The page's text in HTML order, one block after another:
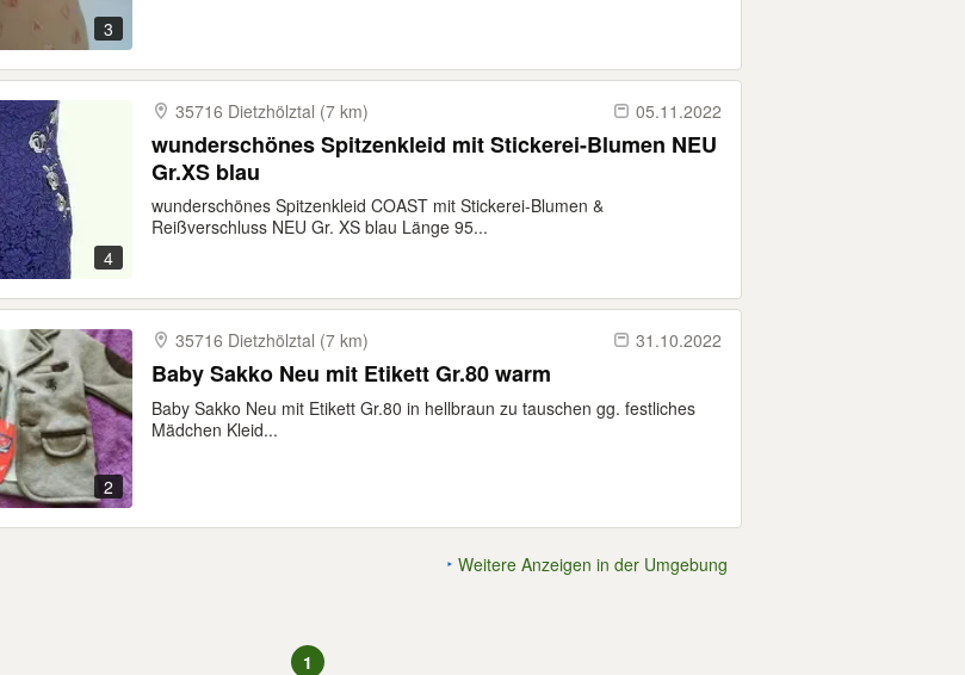
3
4
35716 Dietzhölztal (7 km) 05.11.2022
wunderschönes Spitzenkleid mit Stickerei-Blumen NEU
Gr.XS blau
wunderschönes Spitzenkleid COAST mit Stickerei-Blumen &
Reißverschluss NEU Gr. XS blau Länge 95...
2
35716 Dietzhölztal (7 km) 31.10.2022
Baby Sakko Neu mit Etikett Gr.80 warm
Baby Sakko Neu mit Etikett Gr.80 in hellbraun zu tauschen gg. festliches
Mädchen Kleid...
Weitere Anzeigen in der Umgebung
1